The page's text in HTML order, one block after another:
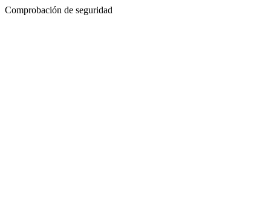
Comprobación de seguridad